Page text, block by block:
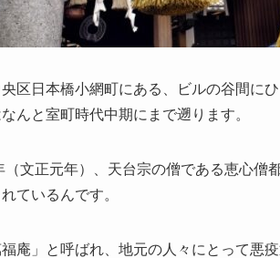
区日本橋小網町にある、ビルの谷間に
んと室町時代中期にまで遡ります。
文正元年）、天台宗の僧である恵心僧
ているんです。
庵」と呼ばれ、地元の人々にとって悪